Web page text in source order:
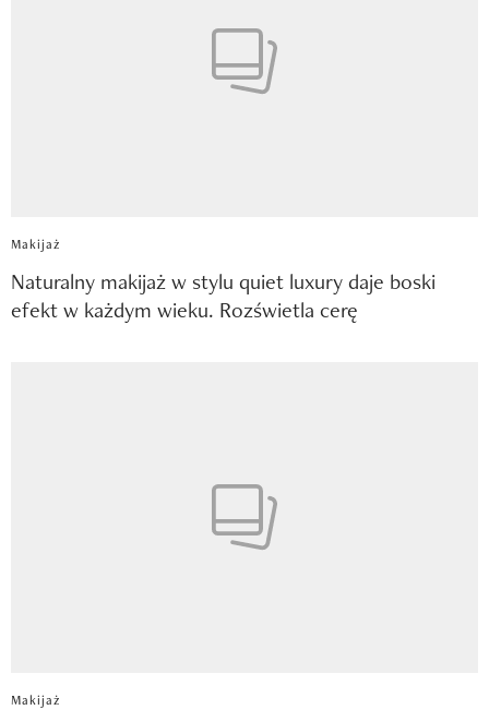
Makijaż
Naturalny makijaż w stylu quiet luxury daje boski
efekt w każdym wieku. Rozświetla cerę
Makijaż